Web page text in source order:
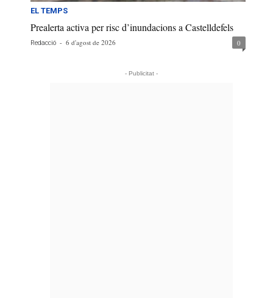
EL TEMPS
Prealerta activa per risc d’inundacions a Castelldefels
Redacció - 6 d'agost de 2026 0
- Publicitat -